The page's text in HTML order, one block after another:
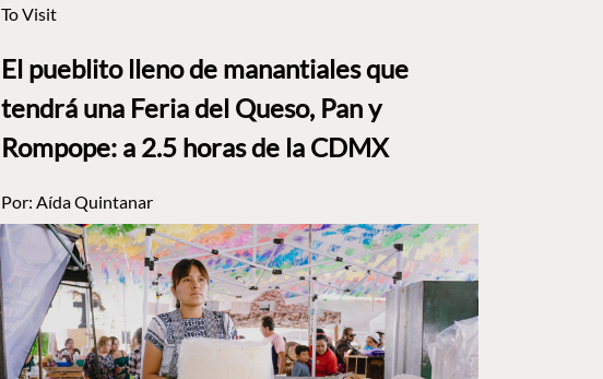
To Visit
El pueblito lleno de manantiales que
tendrá una Feria del Queso, Pan y
Rompope: a 2.5 horas de la CDMX
Por: Aída Quintanar